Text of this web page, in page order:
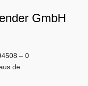
GmbH
– 0